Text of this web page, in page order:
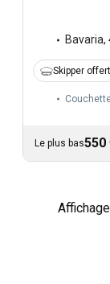
Bavaria,
Skipper offert
Le plus bas550